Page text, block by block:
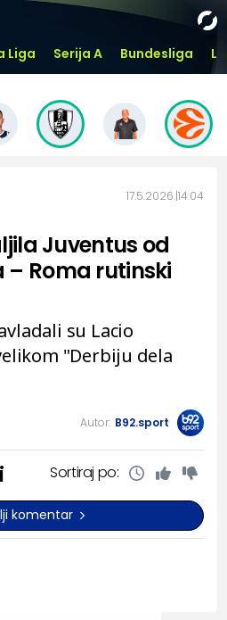
Liga Serija A Bundesliga
17.5.2026. 14:04
Juventus od
– Roma rutinski
su Lacio
"Derbiju dela
Autor: B92.sport
Sortiraj po:
komentar